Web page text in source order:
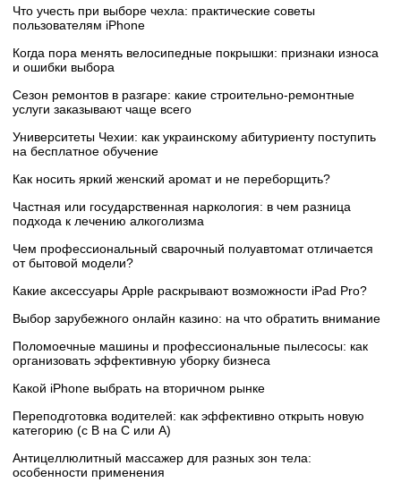
Что учесть при выборе чехла: практические советы
пользователям iPhone
Когда пора менять велосипедные покрышки: признаки износа
и ошибки выбора
Сезон ремонтов в разгаре: какие строительно-ремонтные
услуги заказывают чаще всего
Университеты Чехии: как украинскому абитуриенту поступить
на бесплатное обучение
Как носить яркий женский аромат и не переборщить?
Частная или государственная наркология: в чем разница
подхода к лечению алкоголизма
Чем профессиональный сварочный полуавтомат отличается
от бытовой модели?
Какие аксессуары Apple раскрывают возможности iPad Pro?
Выбор зарубежного онлайн казино: на что обратить внимание
Поломоечные машины и профессиональные пылесосы: как
организовать эффективную уборку бизнеса
Какой iPhone выбрать на вторичном рынке
Переподготовка водителей: как эффективно открыть новую
категорию (с B на C или А)
Антицеллюлитный массажер для разных зон тела:
особенности применения